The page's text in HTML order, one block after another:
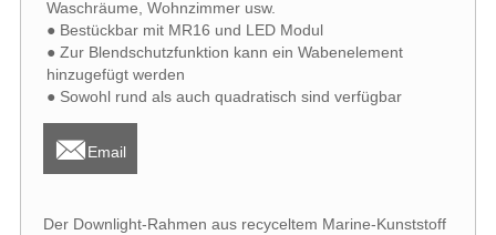
Waschräume, Wohnzimmer usw.
● Bestückbar mit MR16 und LED Modul
● Zur Blendschutzfunktion kann ein Wabenelement
hinzugefügt werden
● Sowohl rund als auch quadratisch sind verfügbar
Email
Der Downlight-Rahmen aus recyceltem Marine-Kunststoff